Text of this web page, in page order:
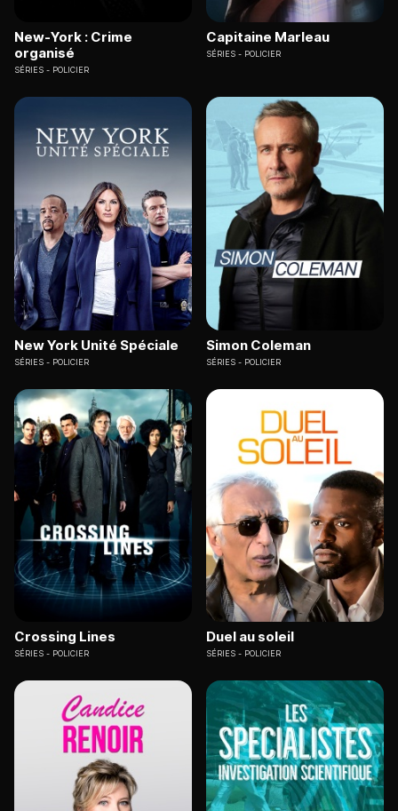
New-York : Crime
organisé
SÉRIES POLICIER
Capitaine Marleau
SÉRIES POLICIER
New York Unité Spéciale
SÉRIES POLICIER
Simon Coleman
SÉRIES POLICIER
Crossing Lines
SÉRIES POLICIER
Duel au soleil
SÉRIES POLICIER